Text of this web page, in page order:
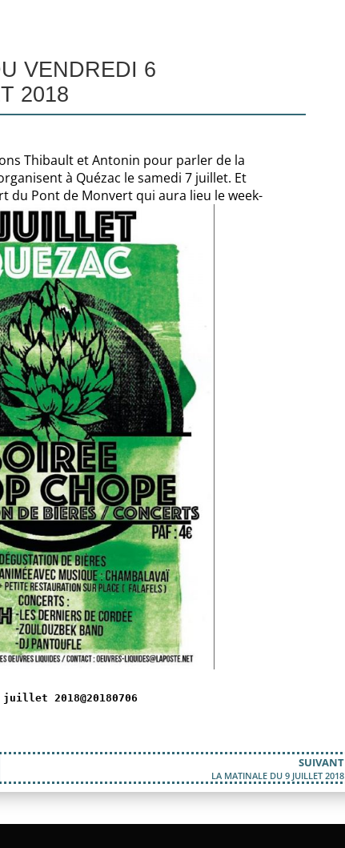
VENDREDI 6
2018
Thibault et Antonin pour parler de la
à Quézac le samedi 7 juillet. Et
du Pont de Monvert qui aura lieu le week-
2018@20180706
SUIVANT
LA MATINALE DU 9 JUILLET 2018